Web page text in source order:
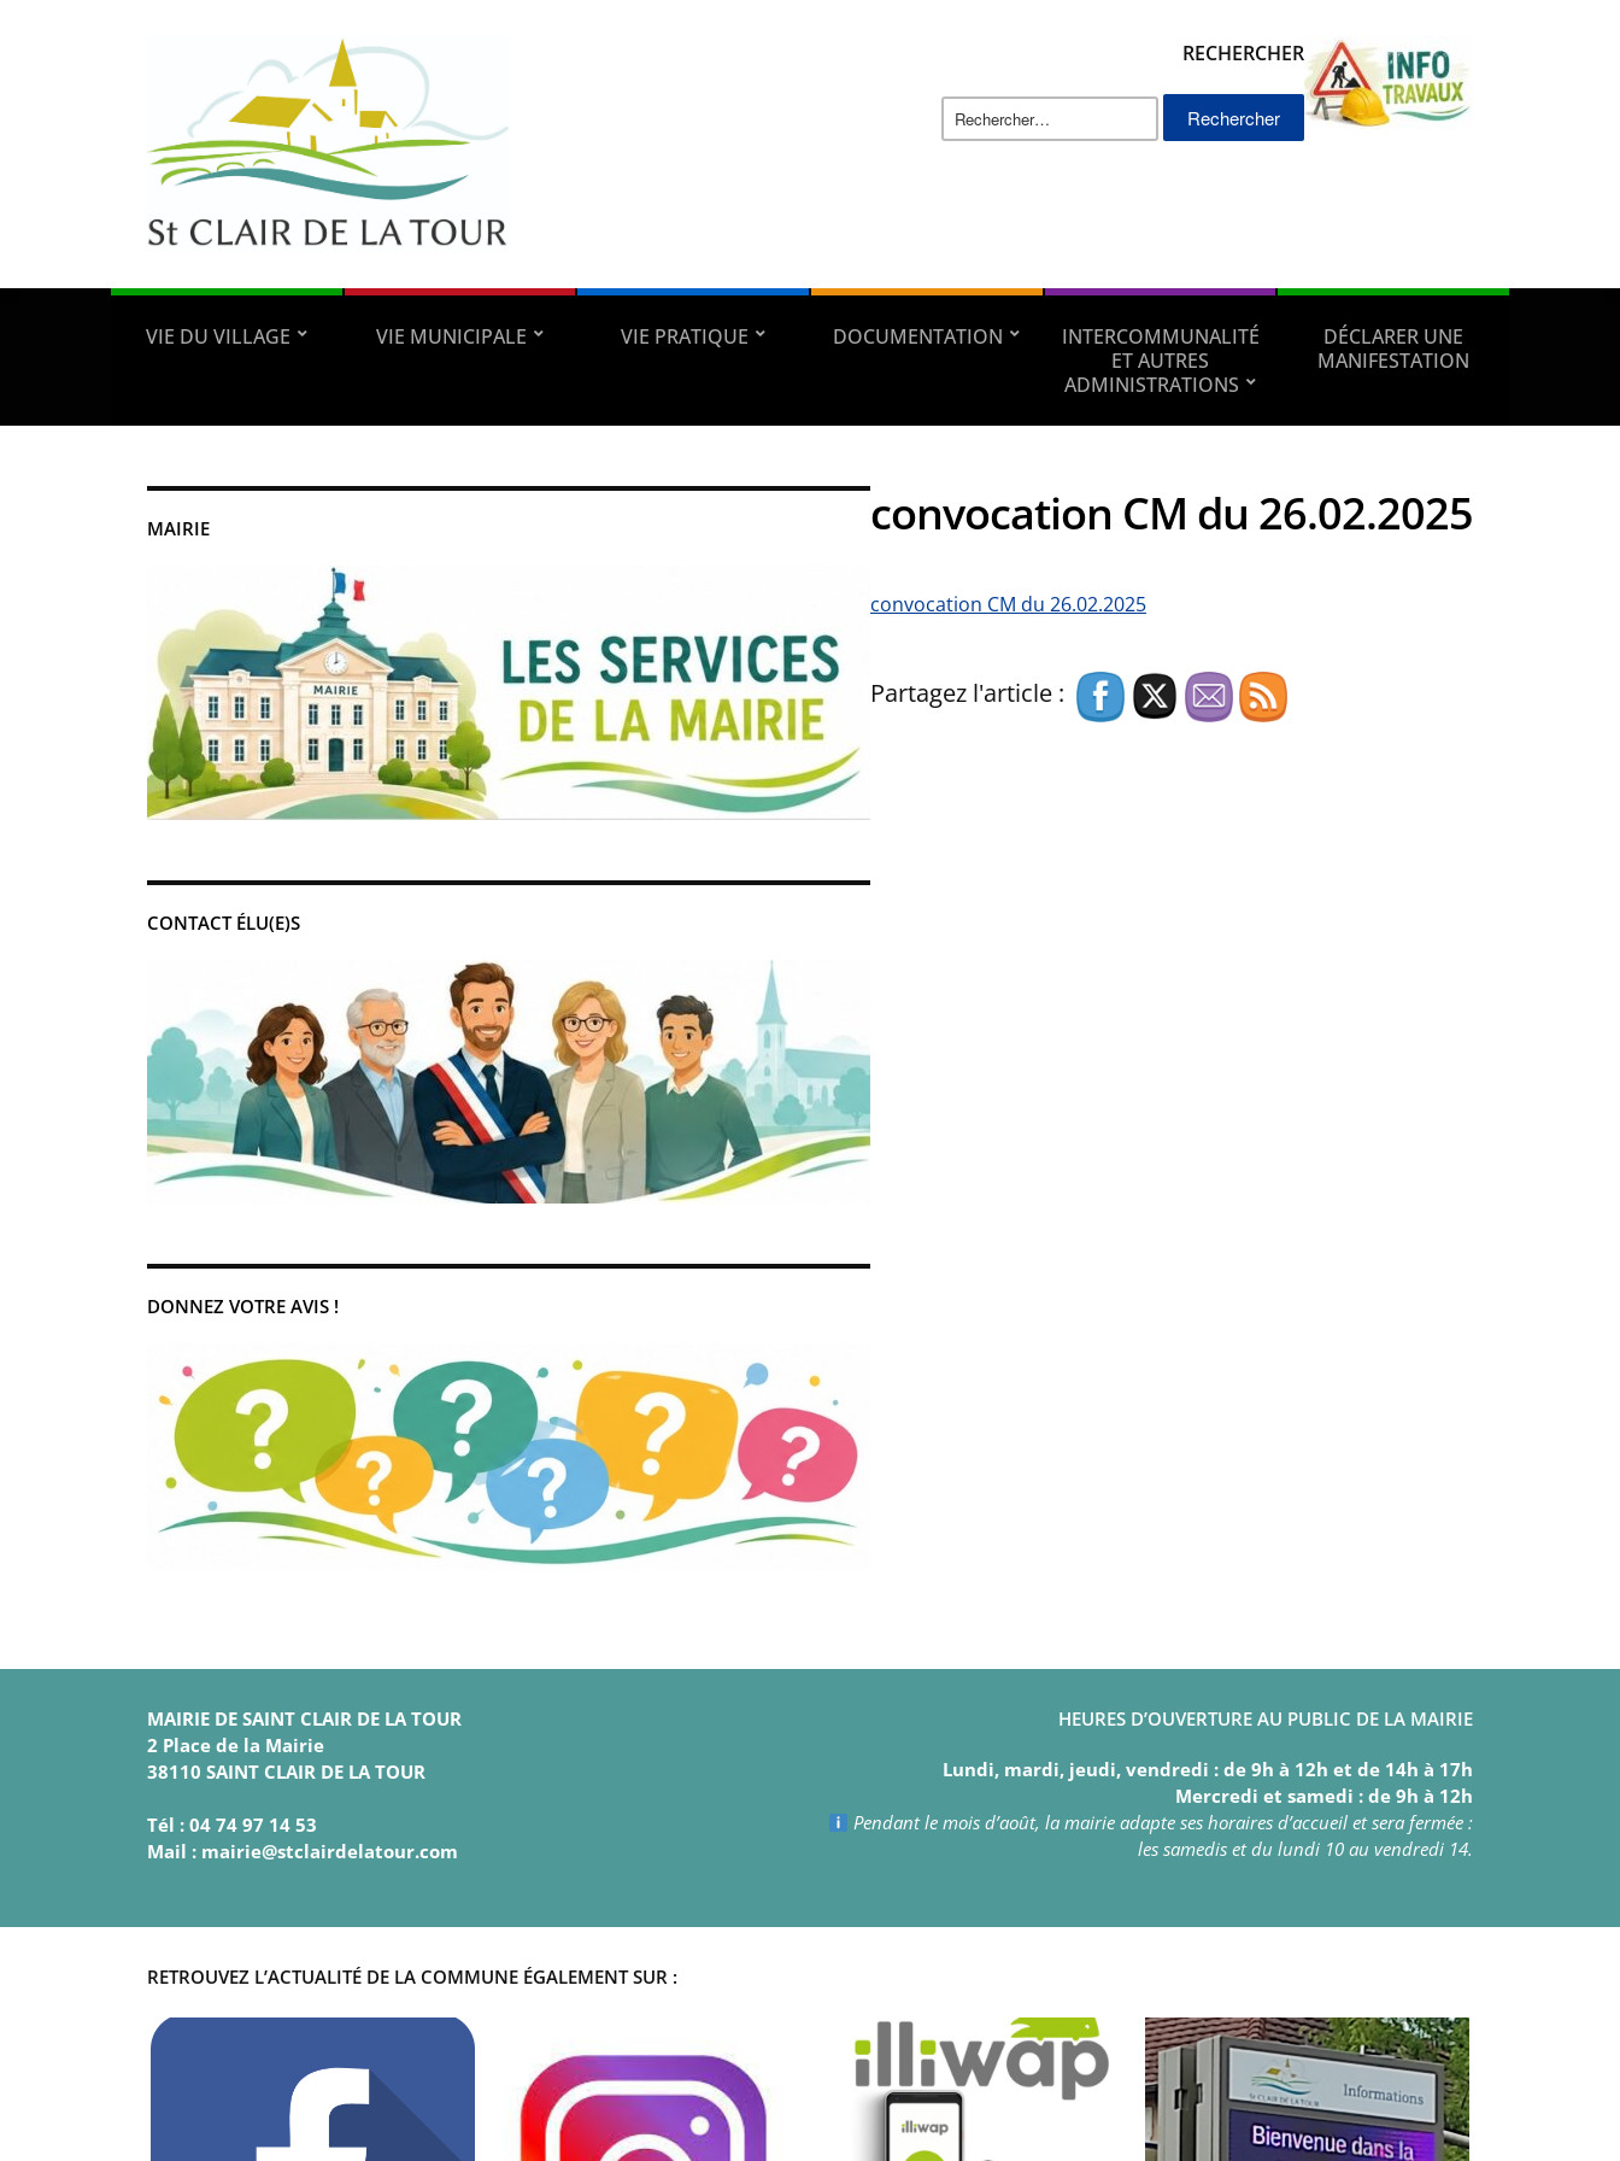
RECHERCHER
Rechercher :
VIE DU VILLAGE VIE MUNICIPALE VIE PRATIQUE DOCUMENTATION
INTERCOMMUNALITÉ
ET AUTRES
ADMINISTRATIONS
DÉCLARER UNE
MANIFESTATION
MAIRIE
CONTACT ÉLU(E)S
DONNEZ VOTRE AVIS !
convocation CM du 26.02.2025
convocation CM du 26.02.2025
Partagez l'article :
MAIRIE DE SAINT CLAIR DE LA TOUR
2 Place de la Mairie
38110 SAINT CLAIR DE LA TOUR
Tél : 04 74 97 14 53
Mail : mairie@stclairdelatour.com
HEURES D’OUVERTURE AU PUBLIC DE LA MAIRIE
Lundi, mardi, jeudi, vendredi : de 9h à 12h et de 14h à 17h
Mercredi et samedi : de 9h à 12h
Pendant le mois d’août, la mairie adapte ses horaires d’accueil et sera fermée :
les samedis et du lundi 10 au vendredi 14.
RETROUVEZ L’ACTUALITÉ DE LA COMMUNE ÉGALEMENT SUR :